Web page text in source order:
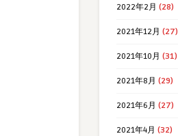
2022年2月 (28)
2021年12月 (27)
2021年10月 (31)
2021年8月 (29)
2021年6月 (27)
2021年4月 (32)